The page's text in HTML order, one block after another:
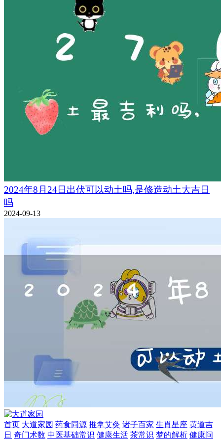
2024年8月24日出伏可以动土吗,是修造动土大吉日
吗
2024-09-13
首页 大道家园 药食同源 推拿艾灸 诸子百家 生肖星座 黄道吉
日 奇门术数 中医基础常识 健康生活 茶常识 梦的解析 健康问